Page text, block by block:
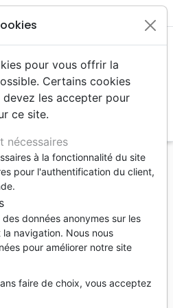
Biblique de Genève
pour vous offrir la
Certains cookies
devez les accepter pour
ce site.
nécessaires
à la fonctionnalité du site
pour l'authentification du client,
données anonymes sur les
navigation. Nous nous
pour améliorer notre site
faire de choix, vous acceptez